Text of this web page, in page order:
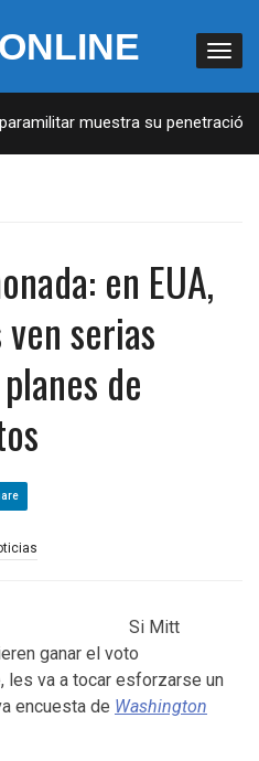
muestra su penetración
en EUA,
serias
de
Si Mitt
ganar el voto
les va a tocar esforzarse un
encuesta de Washington